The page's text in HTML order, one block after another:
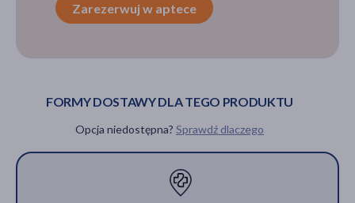
Zarezerwuj w aptece
FORMY DOSTAWY DLA TEGO PRODUKTU
Opcja niedostępna? Sprawdź dlaczego